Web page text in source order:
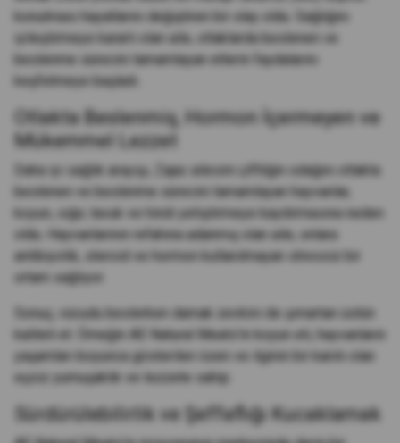
konulması hayatlarını değiştiren bir olay oldu. Sağlığını
iyileştirmeye kararlı olan aile, otlaklarda beslenen ve
beslenme sürecini tamamlayan etlerin faydalarını
keşfetmeye başladı.
Otlakta Beslenmiş, Hormon İçermeyen ve
Mükemmel Lezzet
Daha iyi sağlık arayışı, Zajac ailesini çiftliğin odağını otlakta
beslenen ve beslenme sürecini tamamlayan hayvanlar,
koyun, sığır, tavuk ve hindi yetiştirmeye kaydırmasına neden
oldu. Hayvanlarının refahına adanmış olan aile, onlara
antibiyotik, steroid ve hormon kullanılmayan stressiz bir
ortam sağlıyor.
Sonuç, vücudu beslerken damak zevkini de şımartan üstün
kaliteli et. Örneğin AE Natural Meats'in koyun eti, hayvanların
yaşamları boyunca gösterilen özen ve ilginin bir kanıtı olan
eşsiz yumuşaklık ve lezzete sahip.
Sürdürülebilirlik ve Şeffaflığı Kucaklamak